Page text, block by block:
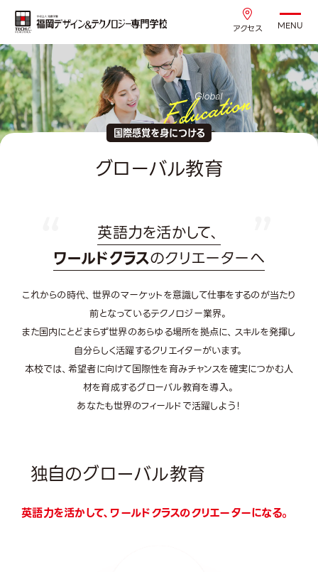
アクセス MENU
国際感覚を身につける
グローバル教育
英語力を活かして、
ワールドクラスのクリエーターへ
これからの時代、世界のマーケットを意識して仕事をするのが当たり
前となっているテクノロジー業界。
また国内にとどまらず世界のあらゆる場所を拠点に、スキルを発揮し
自分らしく活躍するクリエイターがいます。
本校では、希望者に向けて国際性を育みチャンスを確実につかむ人
材を育成するグローバル教育を導入。
あなたも世界のフィールドで活躍しよう！
独自のグローバル教育
英語力を活かして、ワールドクラスのクリエーターになる。